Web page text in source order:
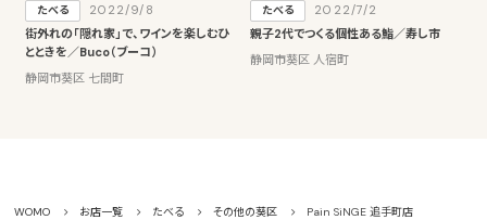
たべる
2022/9/8
街外れの「隠れ家」で、ワインを楽しむひ
とときを／Buco（ブーコ）
静岡市葵区 七間町
たべる
2022/7/2
親子2代でつくる個性ある鮨／寿し市
静岡市葵区 人宿町
WOMO お店一覧 たべる その他の葵区 Pain SiNGE 追手町店